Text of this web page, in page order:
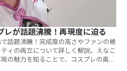
レが話題沸騰！再現度に迫る
話題沸騰！完成度の高さやファンの絶
ィの両立について詳しく解説。えなこ
の魅力を知ることで、コスプレの奥深